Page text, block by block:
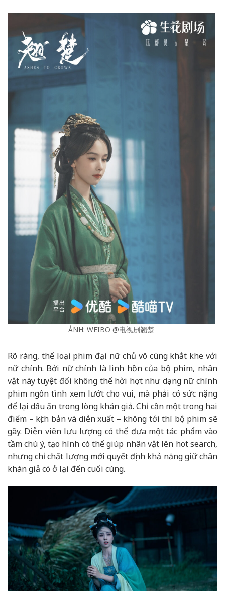
ẢNH: WEIBO @电视剧翘楚
Rõ ràng, thể loại phim đại nữ chủ vô cùng khắt khe với
nữ chính. Bởi nữ chính là linh hồn của bộ phim, nhân
vật này tuyệt đối không thể hời hợt như dạng nữ chính
phim ngôn tình xem lướt cho vui, mà phải có sức nặng
để lại dấu ấn trong lòng khán giả. Chỉ cần một trong hai
điểm – kịch bản và diễn xuất – không tới thì bộ phim sẽ
gãy. Diễn viên lưu lượng có thể đưa một tác phẩm vào
tầm chú ý, tạo hình có thể giúp nhân vật lên hot search,
nhưng chỉ chất lượng mới quyết định khả năng giữ chân
khán giả có ở lại đến cuối cùng.